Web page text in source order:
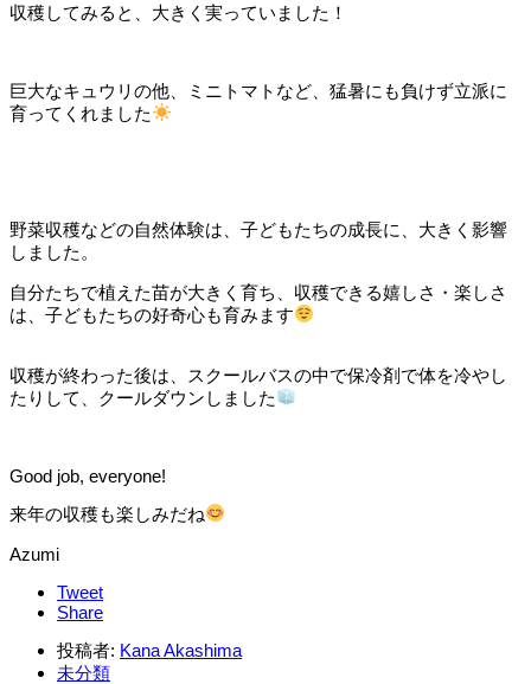
収穫してみると、大きく実っていました！
巨大なキュウリの他、ミニトマトなど、猛暑にも負けず立派に
育ってくれました
野菜収穫などの自然体験は、子どもたちの成長に、大きく影響
しました。
自分たちで植えた苗が大きく育ち、収穫できる嬉しさ・楽しさ
は、子どもたちの好奇心も育みます
収穫が終わった後は、スクールバスの中で保冷剤で体を冷やし
たりして、クールダウンしました
Good job, everyone!
来年の収穫も楽しみだね
Azumi
Tweet
Share
投稿者: Kana Akashima
未分類